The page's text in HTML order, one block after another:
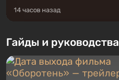
14 часов назад
Гайды и руководства